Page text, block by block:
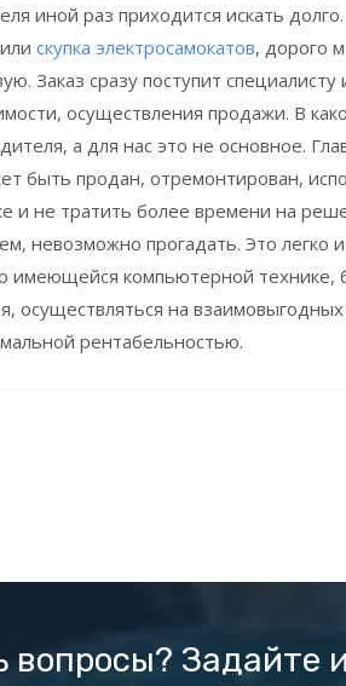
иной раз приходится искать
скупка электросамокатов, дорого
Заказ сразу поступит специалисту
осуществления продажи. В
а для нас это не основное.
быть продан, отремонтирован,
и не тратить более времени на
невозможно прогадать. Это легко
компьютерной технике,
осуществляться на взаимовыгодных
рентабельностью.
вопросы? Задайте